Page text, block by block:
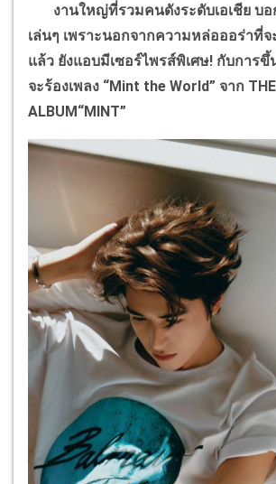
งานใหญ่ที่รวมคนดังระดับเอเชีย บอ
เล่นๆ เพราะนอกจากความหล่อออร่าที่จ
แล้ว ยังแอบมีเซอร์ไพรส์พิเศษ! กับการ
จะร้องเพลง “Mint the World” จาก THE
ALBUM“MINT”